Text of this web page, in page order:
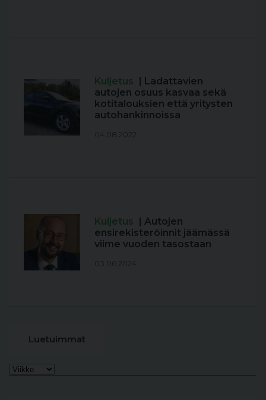
Kuljetus | Ladattavien
autojen osuus kasvaa sekä
kotitalouksien että yritysten
autohankinnoissa
04.08.2022
Kuljetus | Autojen
ensirekisteröinnit jäämässä
viime vuoden tasostaan
03.06.2024
Luetuimmat